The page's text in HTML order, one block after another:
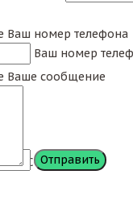
Ваш номер телефона
Ваш номер
Ваше сообщение
Сообщение